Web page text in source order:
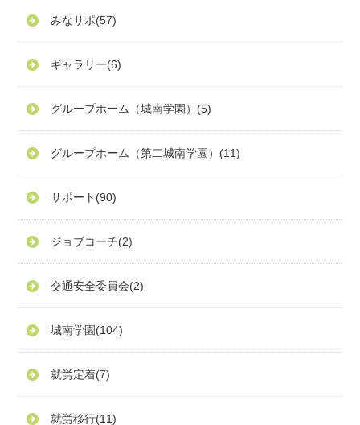
みなサポ(57)
ギャラリー(6)
グループホーム（城南学園） (5)
グループホーム（第二城南学園） (11)
サポート (90)
ジョブコーチ(2)
交通安全委員会(2)
城南学園(104)
就労定着(7)
就労移行(11)